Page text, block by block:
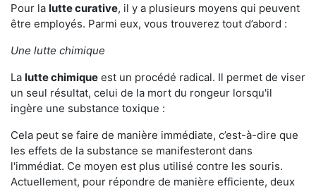
Pour la lutte curative, il y a plusieurs moyens qui peuvent
être employés. Parmi eux, vous trouverez tout d’abord :
Une lutte chimique
La lutte chimique est un procédé radical. Il permet de viser
un seul résultat, celui de la mort du rongeur lorsqu'il
ingère une substance toxique :
Cela peut se faire de manière immédiate, c’est-à-dire que
les effets de la substance se manifesteront dans
l'immédiat. Ce moyen est plus utilisé contre les souris.
Actuellement, pour répondre de manière efficiente, deux